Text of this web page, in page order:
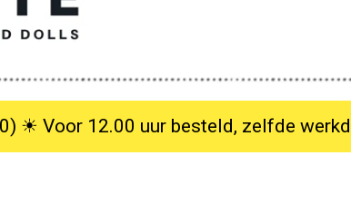
Voor 12.00 uur besteld, zelfde werkdag